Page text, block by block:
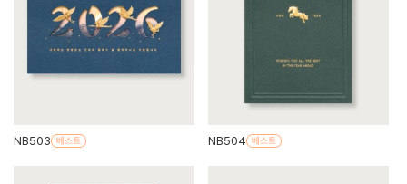
NB503 NB504